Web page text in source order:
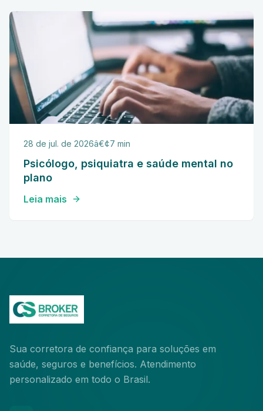
28 de jul. de 2026â€¢7 min
Psicólogo, psiquiatra e saúde mental no
plano
Leia mais
Sua corretora de confiança para soluções em
saúde, seguros e benefícios. Atendimento
personalizado em todo o Brasil.